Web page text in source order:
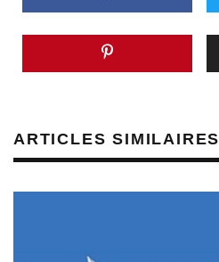
ARTICLES SIMILAIRES